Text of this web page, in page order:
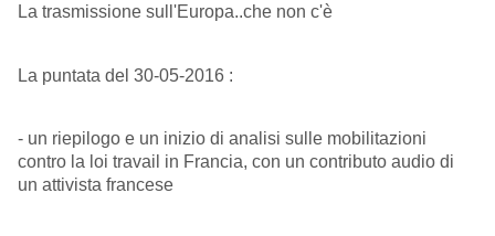
La trasmissione sull'Europa..che non c'è
La puntata del 30-05-2016 :
- un riepilogo e un inizio di analisi sulle mobilitazioni
contro la loi travail in Francia, con un contributo audio di
un attivista francese